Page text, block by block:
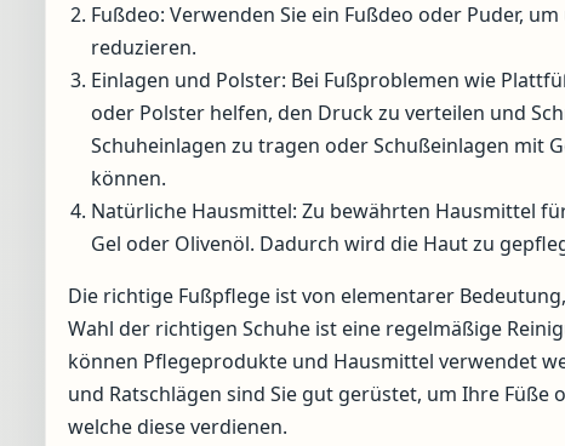
Fußdeo: Verwenden Sie ein Fußdeo oder Puder,
reduzieren.
Einlagen und Polster: Bei Fußproblemen wie
oder Polster helfen, den Druck zu verteilen und
Schuheinlagen zu tragen oder Schußeinlagen mit
können.
Natürliche Hausmittel: Zu bewährten Hausmittel
Gel oder Olivenöl. Dadurch wird die Haut zu
Die richtige Fußpflege ist von elementarer
Wahl der richtigen Schuhe ist eine regelmäßige
können Pflegeprodukte und Hausmittel verwendet
und Ratschlägen sind Sie gut gerüstet, um Ihre
welche diese verdienen.